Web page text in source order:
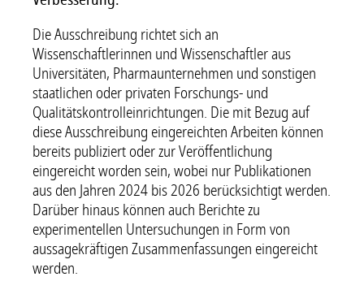
Die Ausschreibung richtet sich an
Wissenschaftlerinnen und Wissenschaftler aus
Universitäten, Pharmaunternehmen und sonstigen
staatlichen oder privaten Forschungs- und
Qualitätskontrolleinrichtungen. Die mit Bezug auf
diese Ausschreibung eingereichten Arbeiten können
bereits publiziert oder zur Veröffentlichung
eingereicht worden sein, wobei nur Publikationen
aus den Jahren 2024 bis 2026 berücksichtigt werden.
Darüber hinaus können auch Berichte zu
experimentellen Untersuchungen in Form von
aussagekräftigen Zusammenfassungen eingereicht
werden.